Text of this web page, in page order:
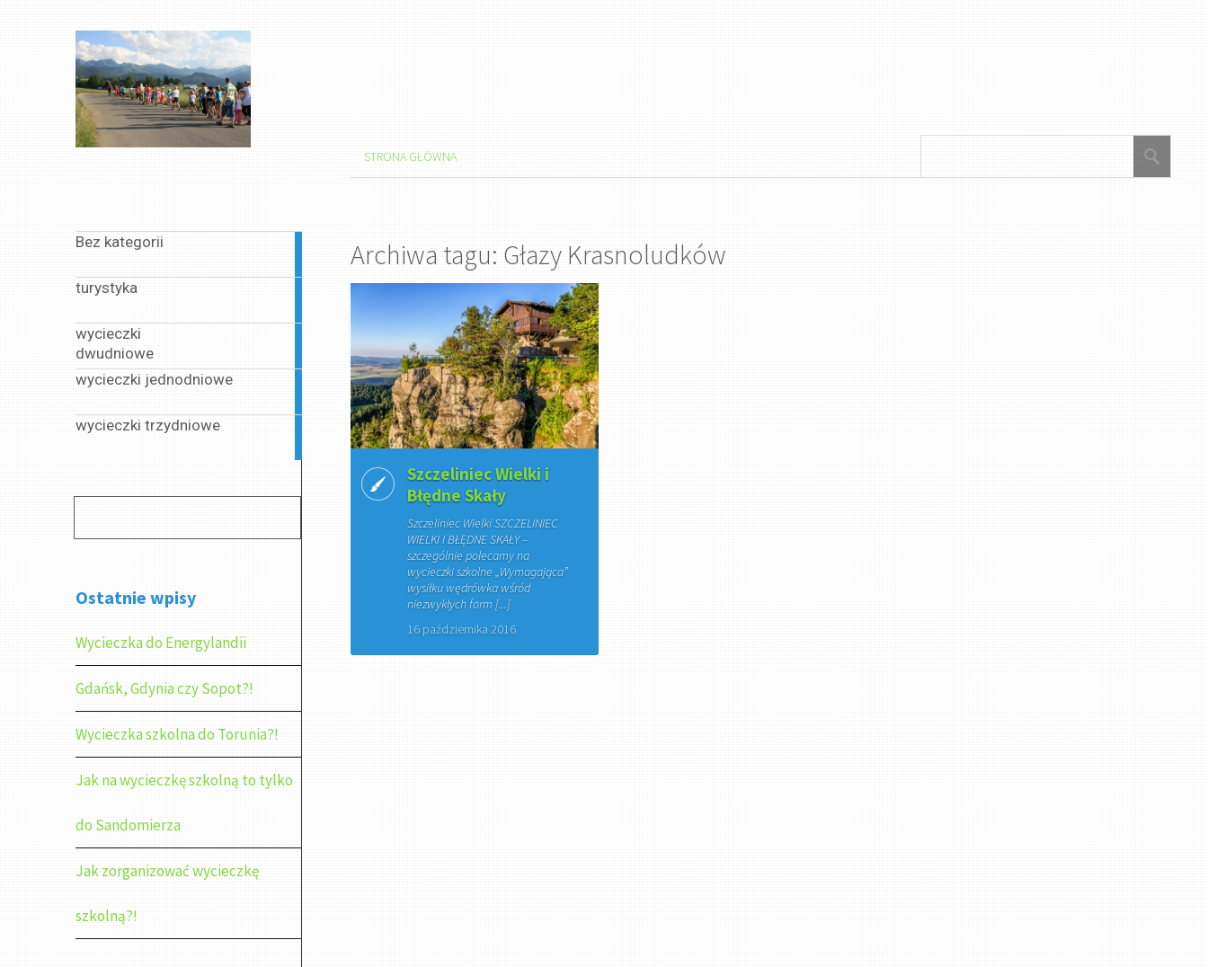
Bez kategorii
turystyka
wycieczki
dwudniowe
wycieczki jednodniowe
wycieczki trzydniowe
Ostatnie wpisy
Wycieczka do Energylandii
Gdańsk, Gdynia czy Sopot?!
Wycieczka szkolna do Torunia?!
Jak na wycieczkę szkolną to tylko
do Sandomierza
Jak zorganizować wycieczkę
szkolną?!
STRONA GŁÓWNA
Archiwa tagu: Głazy Krasnoludków
Szczeliniec Wielki i
Błędne Skały
Szczeliniec Wielki SZCZELINIEC
WIELKI I BŁĘDNE SKAŁY –
szczególnie polecamy na
wycieczki szkolne „Wymagająca”
wysiłku wędrówka wśród
niezwykłych form [...]
16 października 2016